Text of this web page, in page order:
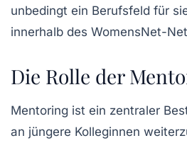
unbedingt ein Berufsfeld für
innerhalb des WomensNet-
Die Rolle der
Mentoring ist ein zentraler
an jüngere Kolleginnen